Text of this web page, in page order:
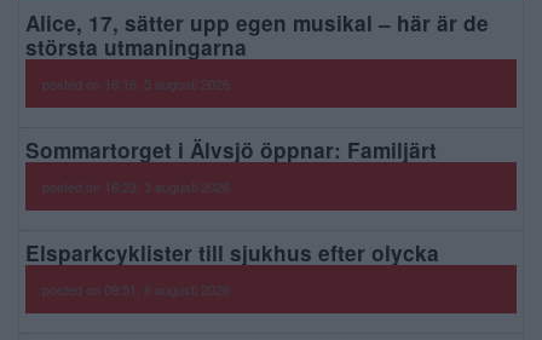
Alice, 17, sätter upp egen musikal – här är de
största utmaningarna
posted on 16:16, 5 augusti 2026
Sommartorget i Älvsjö öppnar: Familjärt
posted on 16:23, 3 augusti 2026
Elsparkcyklister till sjukhus efter olycka
posted on 09:51, 6 augusti 2026